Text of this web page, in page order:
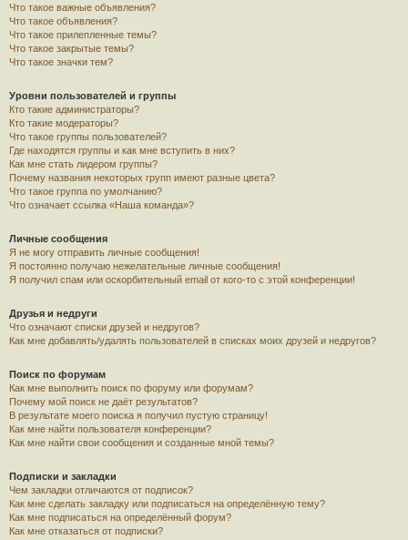
Что такое важные объявления?
Что такое объявления?
Что такое прилепленные темы?
Что такое закрытые темы?
Что такое значки тем?
Уровни пользователей и группы
Кто такие администраторы?
Кто такие модераторы?
Что такое группы пользователей?
Где находятся группы и как мне вступить в них?
Как мне стать лидером группы?
Почему названия некоторых групп имеют разные цвета?
Что такое группа по умолчанию?
Что означает ссылка «Наша команда»?
Личные сообщения
Я не могу отправить личные сообщения!
Я постоянно получаю нежелательные личные сообщения!
Я получил спам или оскорбительный email от кого-то с этой конференции!
Друзья и недруги
Что означают списки друзей и недругов?
Как мне добавлять/удалять пользователей в списках моих друзей и недругов?
Поиск по форумам
Как мне выполнить поиск по форуму или форумам?
Почему мой поиск не даёт результатов?
В результате моего поиска я получил пустую страницу!
Как мне найти пользователя конференции?
Как мне найти свои сообщения и созданные мной темы?
Подписки и закладки
Чем закладки отличаются от подписок?
Как мне сделать закладку или подписаться на определённую тему?
Как мне подписаться на определённый форум?
Как мне отказаться от подписки?